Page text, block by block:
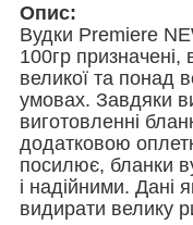
Опис:
Вудки Premiere
100гр
великої та понад
умовах. Завдяки
виготовленні
додатковою
посилює, бланки
і надійними. Дані
видирати велику